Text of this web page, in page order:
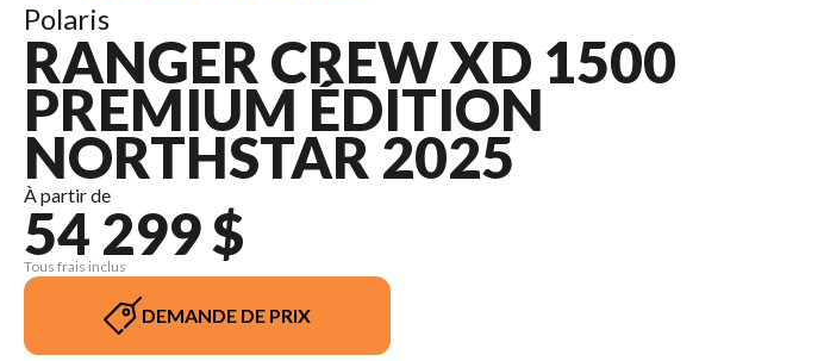
Polaris
RANGER CREW XD 1500
PREMIUM ÉDITION
NORTHSTAR 2025
À partir de
54 299 $
Tous frais inclus
DEMANDE DE PRIX